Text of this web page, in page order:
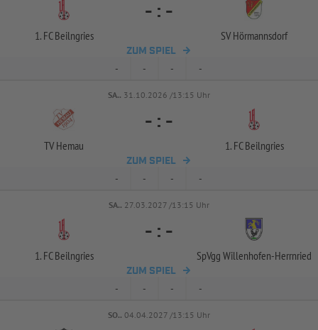
1. FC Beilngries
- : -
SV Hörmannsdorf
ZUM SPIEL
- - - -
SA.. 31.10.2026 /13:15 Uhr
TV Hemau
- : -
1. FC Beilngries
ZUM SPIEL
- - - -
SA.. 27.03.2027 /13:15 Uhr
1. FC Beilngries
- : -
SpVgg Willenhofen-Herrnried
ZUM SPIEL
- - - -
SO.. 04.04.2027 /13:15 Uhr